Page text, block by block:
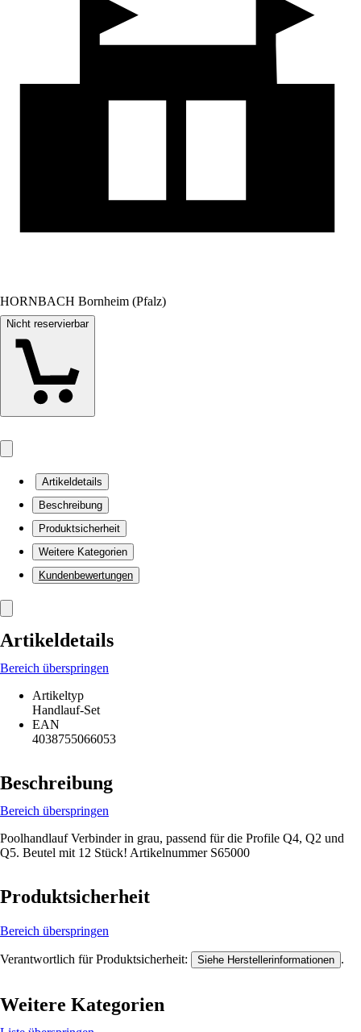
HORNBACH Bornheim (Pfalz)
Nicht reservierbar
Artikeldetails
Beschreibung
Produktsicherheit
Weitere Kategorien
Kundenbewertungen
Artikeldetails
Bereich überspringen
Artikeltyp
Handlauf-Set
EAN
4038755066053
Beschreibung
Bereich überspringen
Poolhandlauf Verbinder in grau, passend für die Profile Q4, Q2 und
Q5. Beutel mit 12 Stück! Artikelnummer S65000
Produktsicherheit
Bereich überspringen
Verantwortlich für Produktsicherheit: Siehe Herstellerinformationen .
Weitere Kategorien